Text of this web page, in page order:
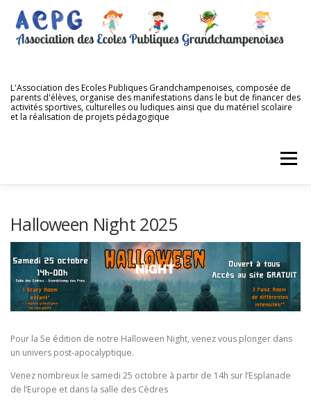
contenu
L'Association des Ecoles Publiques Grandchampenoises, composée de
parents d'élèves, organise des manifestations dans le but de financer des
activités sportives, culturelles ou ludiques ainsi que du matériel scolaire
et la réalisation de projets pédagogique
Menu
NOS MANIFESTATIONS NOS DIFFÉRENTES VENTES
Halloween Night 2025
Pour la 5e édition de notre Halloween Night, venez vous plonger dans
un univers post-apocalyptique.
Venez nombreux le samedi 25 octobre à partir de 14h sur l’Esplanade
de l’Europe et dans la salle des Cèdres